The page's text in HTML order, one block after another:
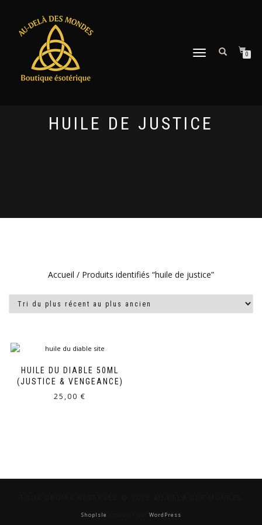
DÉPLIER
0
HUILE DE JUSTICE
Accueil / Produits identifiés “huile de justice”
HUILE DU DIABLE 50ML
(JUSTICE & VENGEANCE)
25,00 €
ShopIsle WordPress